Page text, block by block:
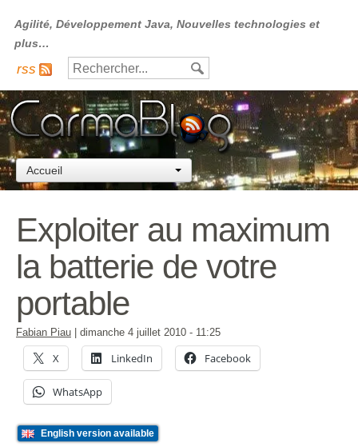
Agilité, Développement Java, Nouvelles technologies et
plus…
rss
Accueil
Exploiter au maximum
la batterie de votre
portable
Fabian Piau dimanche 4 juillet 2010 - 11:25
X LinkedIn Facebook
WhatsApp
English version available